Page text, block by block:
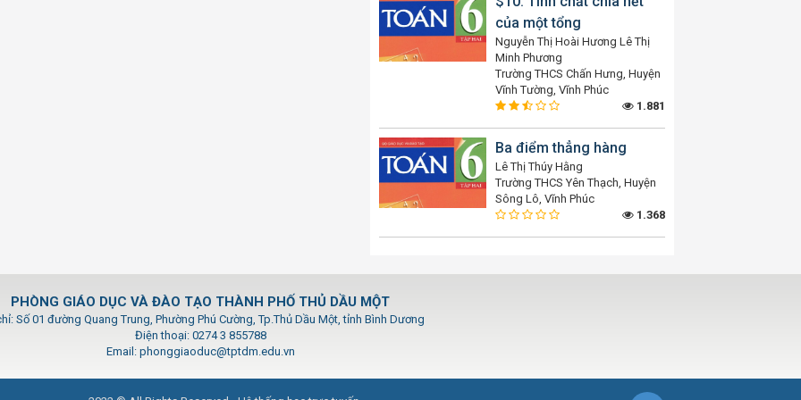
của một tổng
Nguyễn Thị Hoài Hương Lê Thị
Minh Phương
Trường THCS Chấn Hưng, Huyện
Vĩnh Tường, Vĩnh Phúc
1.881
Ba điểm thẳng hàng
Lê Thị Thúy Hằng
Trường THCS Yên Thạch, Huyện
Sông Lô, Vĩnh Phúc
1.368
PHÒNG GIÁO DỤC VÀ ĐÀO TẠO THÀNH PHỐ THỦ DẦU MỘT
Số 01 đường Quang Trung, Phường Phú Cường, Tp.Thủ Dầu Một, tỉnh Bình Dương
Điện thoại: 0274 3 855788
Email: phonggiaoduc@tptdm.edu.vn